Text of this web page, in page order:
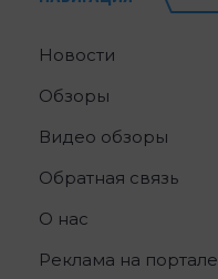
Новости
Обзоры
Видео обзоры
Обратная связь
О нас
Реклама на портале